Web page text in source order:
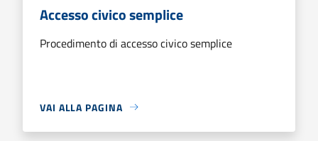
Accesso civico semplice
Procedimento di accesso civico semplice
VAI ALLA PAGINA